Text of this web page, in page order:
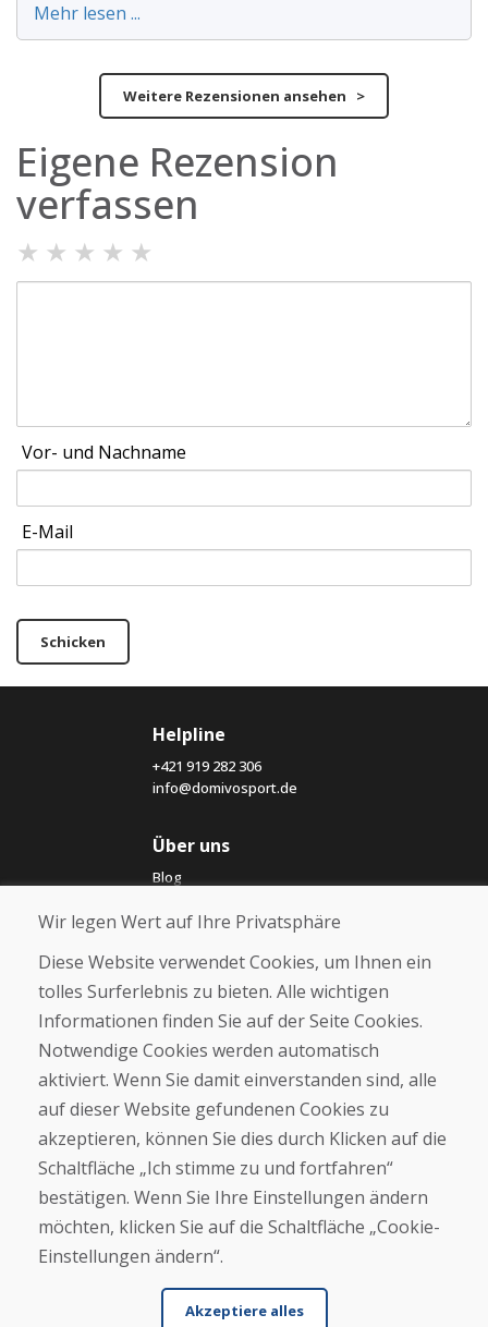
Mehr lesen ...
Weitere Rezensionen ansehen >
Eigene Rezension
verfassen
★ ★ ★ ★ ★
Vor- und Nachname
E-Mail
Schicken
Helpline
+421 919 282 306
info@domivosport.de
Über uns
Blog
Geschäft
Kaufen
E-Shop
Impressum
Geschäftsbedingungen
Zahlung
Beschwerde
Rückgabe und Umtausch von Waren
Cookies
Wir legen Wert auf Ihre Privatsphäre
Diese Website verwendet Cookies, um Ihnen ein
tolles Surferlebnis zu bieten. Alle wichtigen
Informationen finden Sie auf der Seite Cookies.
Notwendige Cookies werden automatisch
aktiviert. Wenn Sie damit einverstanden sind, alle
auf dieser Website gefundenen Cookies zu
akzeptieren, können Sie dies durch Klicken auf die
Schaltfläche „Ich stimme zu und fortfahren“
bestätigen. Wenn Sie Ihre Einstellungen ändern
möchten, klicken Sie auf die Schaltfläche „Cookie-
Einstellungen ändern“.
Akzeptiere alles